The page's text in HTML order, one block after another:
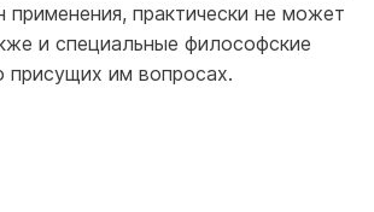
практически не может
и специальные философские
присущих им вопросах.